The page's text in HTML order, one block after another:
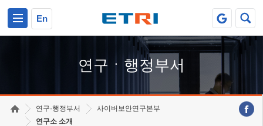
En
연구ㆍ행정부서
연구·행정부서
사이버보안연구본부
연구소 소개